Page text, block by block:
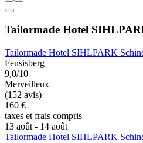
Tailormade Hotel
Tailormade Hotel SIHLPARK
Feusisberg
9,0/10
Merveilleux
(152 avis)
160 €
taxes et frais compris
13 août - 14 août
Tailormade Hotel SIHLPARK